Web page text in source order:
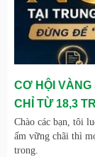
CƠ HỘI
CHỈ TỪ 18,3
Chào các bạn, tôi
ấm vững chãi thì
trong.